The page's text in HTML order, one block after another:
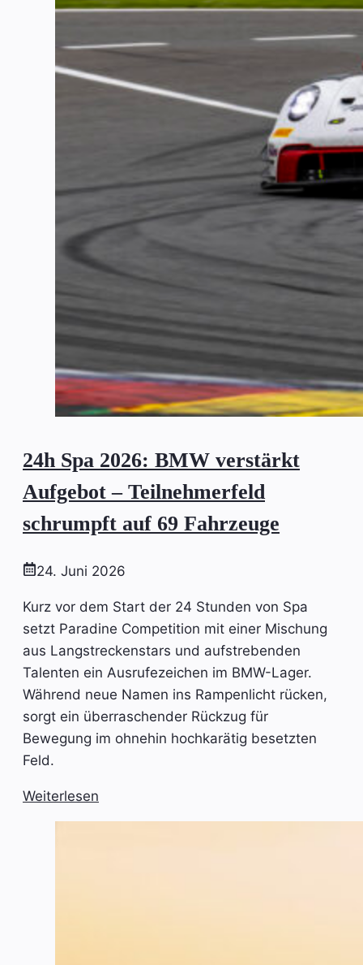
24h Spa 2026: BMW verstärkt
Aufgebot – Teilnehmerfeld
schrumpft auf 69 Fahrzeuge
24. Juni 2026
Kurz vor dem Start der 24 Stunden von Spa
setzt Paradine Competition mit einer Mischung
aus Langstreckenstars und aufstrebenden
Talenten ein Ausrufezeichen im BMW-Lager.
Während neue Namen ins Rampenlicht rücken,
sorgt ein überraschender Rückzug für
Bewegung im ohnehin hochkarätig besetzten
Feld.
Weiterlesen